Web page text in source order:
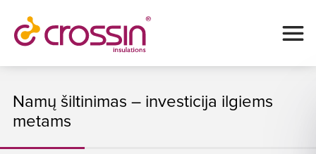
Namų šiltinimas – investicija ilgiems
metams